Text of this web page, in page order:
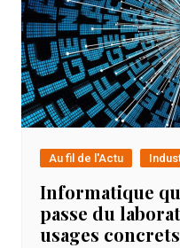
Au fil de l'Actu
Informatique
passe du
usages concrets